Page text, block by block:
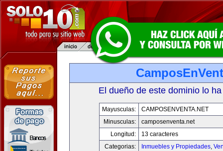
El dueño de este dominio lo
Mayusculas:
CAMPOSENVENTA.NET
Minusculas:
camposenventa.net
Longitud:
13 caracteres
Categorias:
Inmuebles y Propiedades,